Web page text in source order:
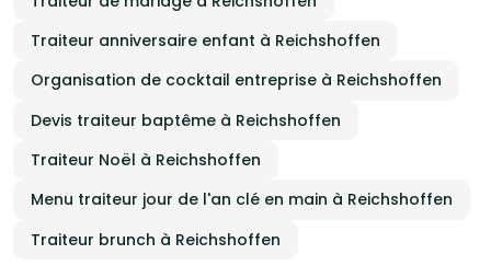
Traiteur anniversaire enfant à Reichshoffen
Organisation de cocktail entreprise à Reichshoffen
Devis traiteur baptême à Reichshoffen
Traiteur Noël à Reichshoffen
Menu traiteur jour de l'an clé en main à Reichshoffen
Traiteur brunch à Reichshoffen